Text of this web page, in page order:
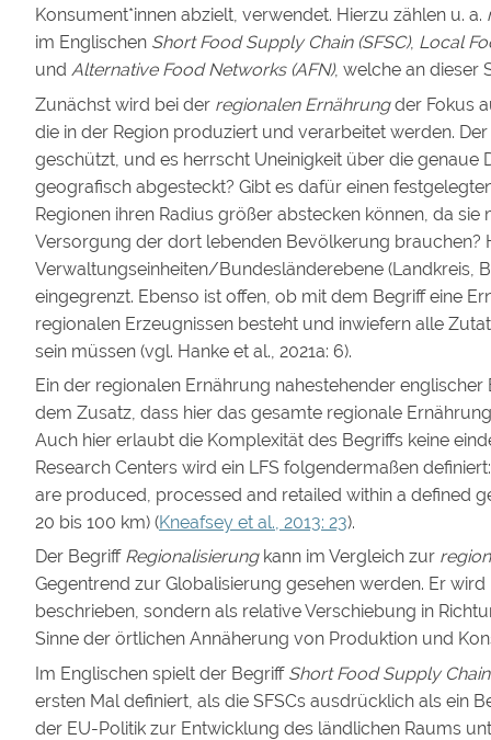
Konsument*innen abzielt, verwendet. Hierzu zählen u. a.
im Englischen Short Food Supply Chain (SFSC), Local
und Alternative Food Networks (AFN), welche an dieser
Zunächst wird bei der regionalen Ernährungder Fokus
die in der Region produziert und verarbeitet werden. Der
geschützt, und es herrscht Uneinigkeit über die genaue
geografisch abgesteckt? Gibt es dafür einen
Regionen ihren Radius größer abstecken können, da
Versorgung der dort lebenden Bevölkerung brauchen?
Verwaltungseinheiten/Bundesländerebene (Landkreis,
eingegrenzt. Ebenso ist offen, ob mit dem Begriff eine
regionalen Erzeugnissen besteht und inwiefern alle
sein müssen (vgl. Hanke et al., 2021a: 6).
Ein der regionalen Ernährung nahestehender
dem Zusatz, dass hier das gesamte regionale
Auch hier erlaubt die Komplexität des Begriffs keine
Research Centers wird ein LFS folgendermaßen
are produced, processed and retailed within a defined
20 bis 100 km) (Kneafsey et al., 2013: 23).
Der Begriff Regionalisierungkann im Vergleich zur
Gegentrend zur Globalisierung gesehen werden. Er
beschrieben, sondern als relative Verschiebung in
Sinne der örtlichen Annäherung von Produktion und
Im Englischen spielt der Begriff Short Food Supply Chain
ersten Mal definiert, als die SFSCs ausdrücklich als ein
der EU-Politik zur Entwicklung des ländlichen Raums